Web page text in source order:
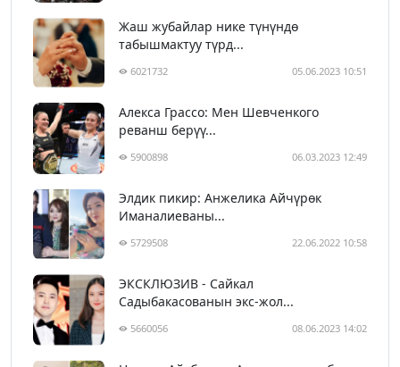
Жаш жубайлар нике түнүндө
табышмактуу түрд...
6021732 05.06.2023 10:51
Алекса Грассо: Мен Шевченкого
реванш берүү...
5900898 06.03.2023 12:49
Элдик пикир: Анжелика Айчүрөк
Иманалиеваны...
5729508 22.06.2022 10:58
ЭКСКЛЮЗИВ - Сайкал
Садыбакасованын экс-жол...
5660056 08.06.2023 14:02